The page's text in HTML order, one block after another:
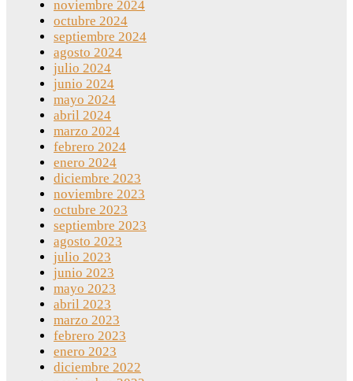
noviembre 2024
octubre 2024
septiembre 2024
agosto 2024
julio 2024
junio 2024
mayo 2024
abril 2024
marzo 2024
febrero 2024
enero 2024
diciembre 2023
noviembre 2023
octubre 2023
septiembre 2023
agosto 2023
julio 2023
junio 2023
mayo 2023
abril 2023
marzo 2023
febrero 2023
enero 2023
diciembre 2022